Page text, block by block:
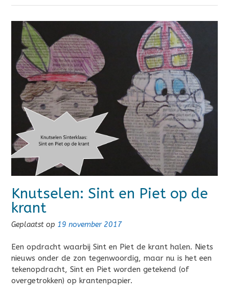
Knutselen: Sint en Piet op de
krant
Geplaatst op 19 november 2017
Een opdracht waarbij Sint en Piet de krant halen. Niets
nieuws onder de zon tegenwoordig, maar nu is het een
tekenopdracht, Sint en Piet worden getekend (of
overgetrokken) op krantenpapier.